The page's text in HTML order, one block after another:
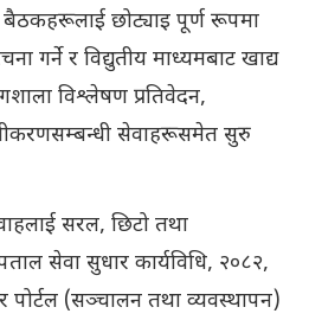
बैठकहरूलाई छोट्याइ पूर्ण रूपमा
गर्ने र विद्युतीय माध्यमबाट खाद्य
विश्लेषण प्रतिवेदन,
सेवाहरूसमेत सुरु
सरल, छिटो तथा
सेवा सुधार कार्यविधि, २०८२,
पोर्टल (सञ्चालन तथा व्यवस्थापन)